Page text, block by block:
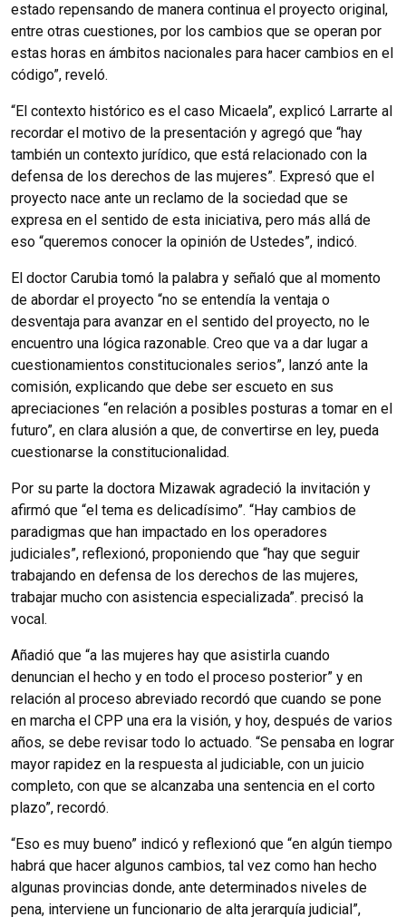
estado repensando de manera continua el proyecto original,
entre otras cuestiones, por los cambios que se operan por
estas horas en ámbitos nacionales para hacer cambios en el
código”, reveló.
“El contexto histórico es el caso Micaela”, explicó Larrarte al
recordar el motivo de la presentación y agregó que “hay
también un contexto jurídico, que está relacionado con la
defensa de los derechos de las mujeres”. Expresó que el
proyecto nace ante un reclamo de la sociedad que se
expresa en el sentido de esta iniciativa, pero más allá de
eso “queremos conocer la opinión de Ustedes”, indicó.
El doctor Carubia tomó la palabra y señaló que al momento
de abordar el proyecto “no se entendía la ventaja o
desventaja para avanzar en el sentido del proyecto, no le
encuentro una lógica razonable. Creo que va a dar lugar a
cuestionamientos constitucionales serios”, lanzó ante la
comisión, explicando que debe ser escueto en sus
apreciaciones “en relación a posibles posturas a tomar en el
futuro”, en clara alusión a que, de convertirse en ley, pueda
cuestionarse la constitucionalidad.
Por su parte la doctora Mizawak agradeció la invitación y
afirmó que “el tema es delicadísimo”. “Hay cambios de
paradigmas que han impactado en los operadores
judiciales”, reflexionó, proponiendo que “hay que seguir
trabajando en defensa de los derechos de las mujeres,
trabajar mucho con asistencia especializada”. precisó la
vocal.
Añadió que “a las mujeres hay que asistirla cuando
denuncian el hecho y en todo el proceso posterior” y en
relación al proceso abreviado recordó que cuando se pone
en marcha el CPP una era la visión, y hoy, después de varios
años, se debe revisar todo lo actuado. “Se pensaba en lograr
mayor rapidez en la respuesta al judiciable, con un juicio
completo, con que se alcanzaba una sentencia en el corto
plazo”, recordó.
“Eso es muy bueno” indicó y reflexionó que “en algún tiempo
habrá que hacer algunos cambios, tal vez como han hecho
algunas provincias donde, ante determinados niveles de
pena, interviene un funcionario de alta jerarquía judicial”,